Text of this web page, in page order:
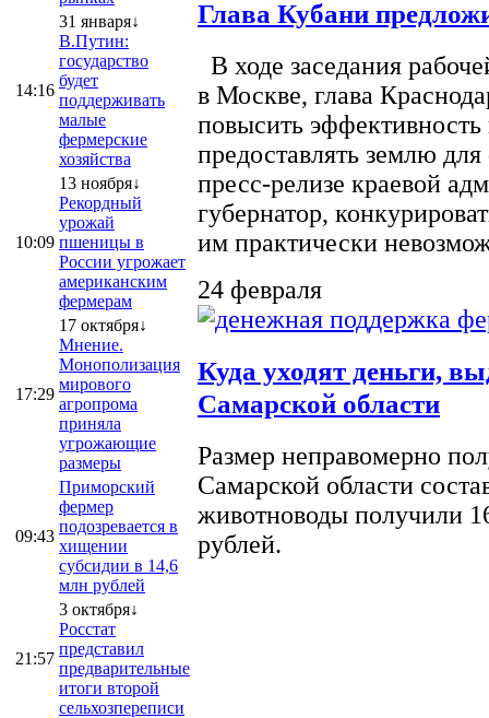
14:16
31 января↓
В.Путин:
государство
будет
поддерживать
малые
фермерские
хозяйства
10:09
13 ноября↓
Рекордный
урожай
пшеницы в
России угрожает
американским
фермерам
17:29
17 октября↓
Мнение.
Монополизация
мирового
агропрома
приняла
угрожающие
размеры
09:43
Приморский
фермер
подозревается в
хищении
субсидии в 14,6
млн рублей
21:57
3 октября↓
Росстат
представил
предварительные
итоги второй
сельхозпереписи
Глава Кубани
В ходе заседания
в Москве, глава
повысить эффективность
предоставлять землю
пресс-релизе краевой
губернатор,
им практически
24 февраля
Куда уходят деньги,
Самарской области
Размер неправомерно
Самарской области
животноводы получили
рублей.